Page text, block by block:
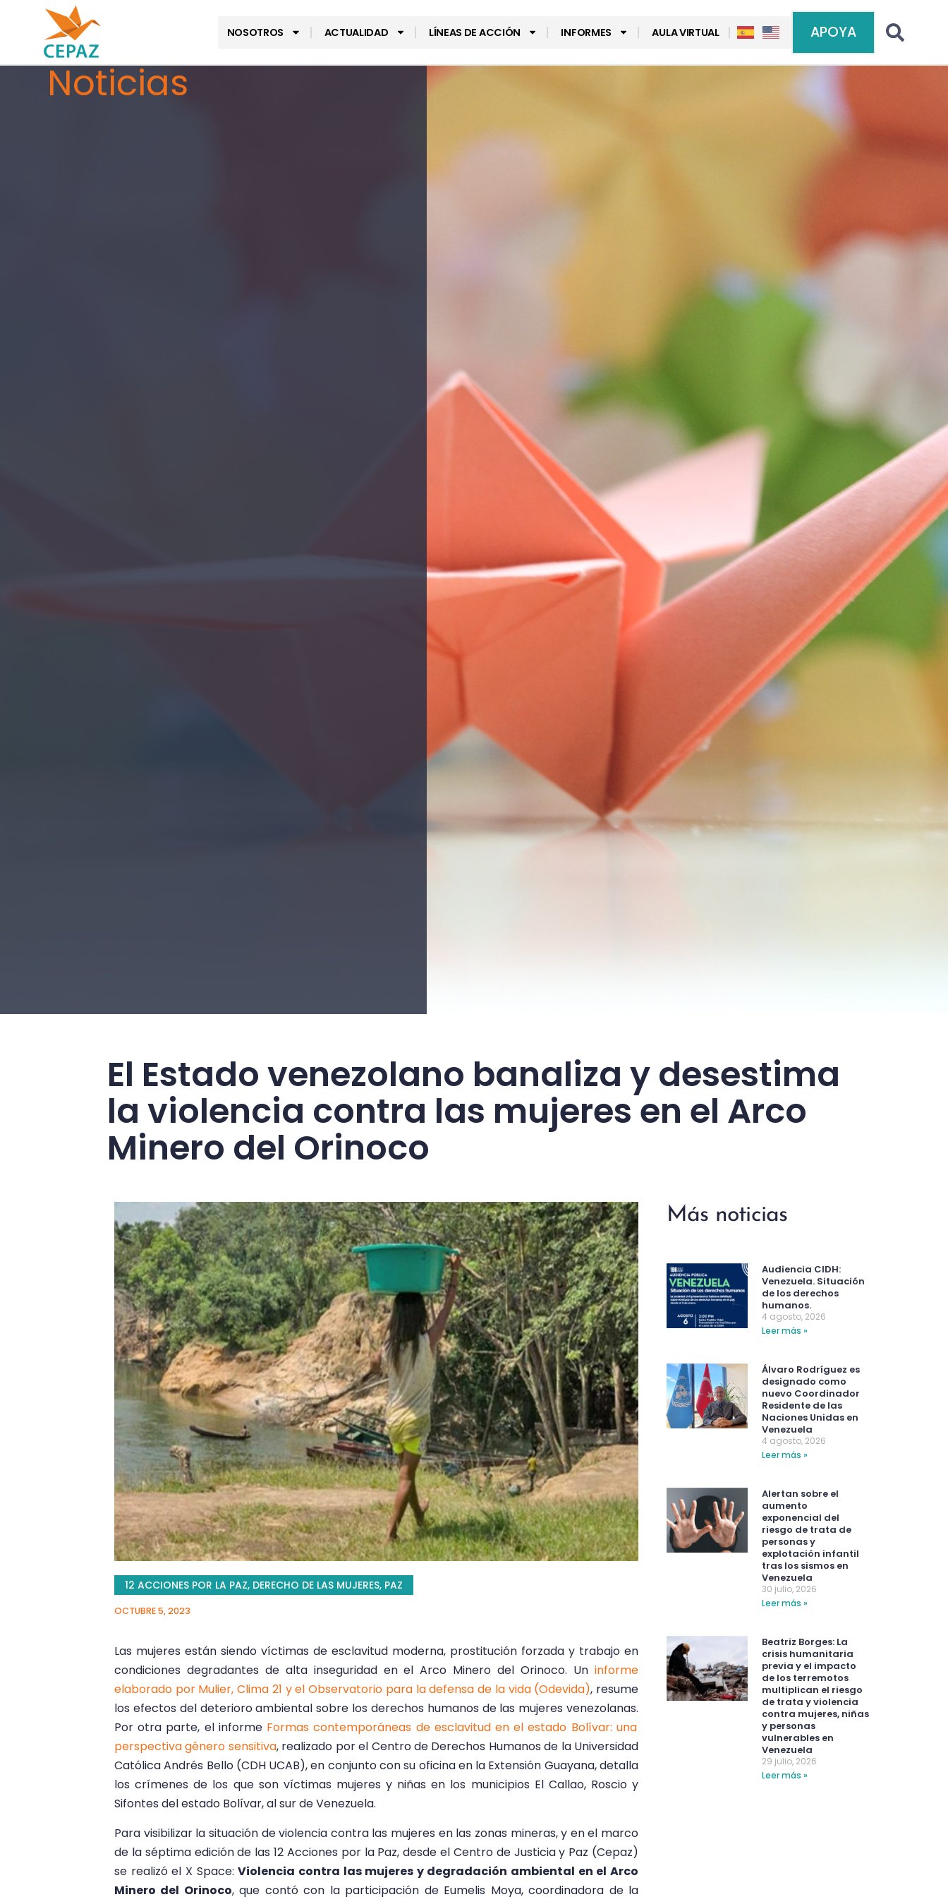
NOSOTROS ACTUALIDAD LÍNEAS DE ACCIÓN INFORMES AULA VIRTUAL APOYA
Noticias
El Estado venezolano banaliza y desestima
la violencia contra las mujeres en el Arco
Minero del Orinoco
12 ACCIONES POR LA PAZ, DERECHO DE LAS MUJERES, PAZ
OCTUBRE 5, 2023
Las mujeres están siendo víctimas de esclavitud moderna, prostitución forzada y trabajo en
condiciones degradantes de alta inseguridad en el Arco Minero del Orinoco. Un informe
elaborado por Mulier, Clima 21 y el Observatorio para la defensa de la vida (Odevida), resume
los efectos del deterioro ambiental sobre los derechos humanos de las mujeres venezolanas.
Por otra parte, el informe Formas contemporáneas de esclavitud en el estado Bolívar: una
perspectiva género sensitiva, realizado por el Centro de Derechos Humanos de la Universidad
Católica Andrés Bello (CDH UCAB), en conjunto con su oficina en la Extensión Guayana, detalla
los crímenes de los que son víctimas mujeres y niñas en los municipios El Callao, Roscio y
Sifontes del estado Bolívar, al sur de Venezuela.
Para visibilizar la situación de violencia contra las mujeres en las zonas mineras, y en el marco
de la séptima edición de las 12 Acciones por la Paz, desde el Centro de Justicia y Paz (Cepaz)
se realizó el X Space:Violencia contra las mujeres y degradación ambiental en el Arco
Minero del Orinoco, que contó con la participación de Eumelis Moya, coordinadora de la
Más noticias
Audiencia CIDH:
Venezuela. Situación
de los derechos
humanos.
4 agosto, 2026
Leer más »
Álvaro Rodríguez es
designado como
nuevo Coordinador
Residente de las
Naciones Unidas en
Venezuela
4 agosto, 2026
Leer más »
Alertan sobre el
aumento
exponencial del
riesgo de trata de
personas y
explotación infantil
tras los sismos en
Venezuela
30 julio, 2026
Leer más »
Beatriz Borges: La
crisis humanitaria
previa y el impacto
de los terremotos
multiplican el riesgo
de trata y violencia
contra mujeres, niñas
y personas
vulnerables en
Venezuela
29 julio, 2026
Leer más »